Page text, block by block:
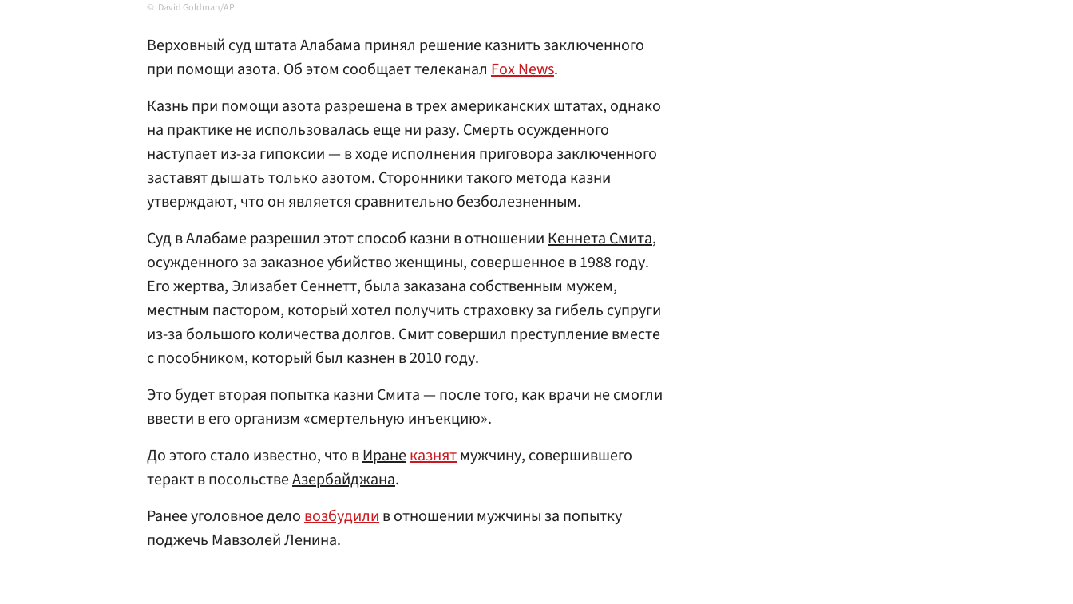
David Goldman/AP
Верховный суд штата Алабама принял решение казнить заключенного
при помощи азота. Об этом сообщает телеканал Fox News.
Казнь при помощи азота разрешена в трех американских штатах, однако
на практике не использовалась еще ни разу. Смерть осужденного
наступает из-за гипоксии — в ходе исполнения приговора заключенного
заставят дышать только азотом. Сторонники такого метода казни
утверждают, что он является сравнительно безболезненным.
Суд в Алабаме разрешил этот способ казни в отношенииКеннета Смита,
осужденного за заказное убийство женщины, совершенное в 1988 году.
Его жертва, Элизабет Сеннетт, была заказана собственным мужем,
местным пастором, который хотел получить страховку за гибель супруги
из-за большого количества долгов. Смит совершил преступление вместе
с пособником, который был казнен в 2010 году.
Это будет вторая попытка казни Смита — после того, как врачи не смогли
ввести в его организм «смертельную инъекцию».
До этого стало известно, что вИранеказнятмужчину, совершившего
теракт в посольствеАзербайджана.
Ранее уголовное деловозбудилив отношении мужчины за попытку
поджечь Мавзолей Ленина.